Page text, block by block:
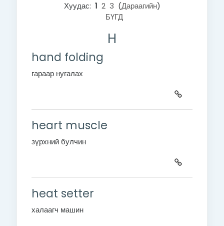
Хуудас: 1 2 3 (Дараагийн)
БҮГД
H
hand folding
гараар нугалах
heart muscle
зүрхний булчин
heat setter
халаагч машин